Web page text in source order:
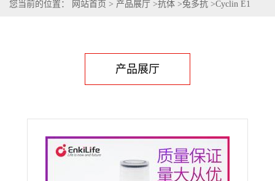
您当前的位置： 网站首页 > 产品展厅 >抗体 >兔多抗 >Cyclin E1
产品展厅